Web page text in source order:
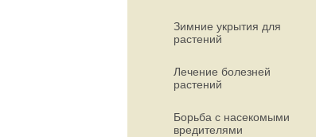
Зимние укрытия для
растений
Лечение болезней
растений
Борьба с насекомыми
вредителями